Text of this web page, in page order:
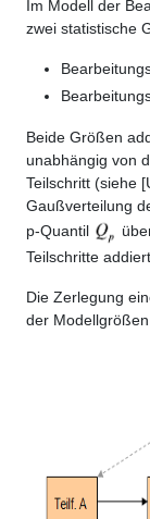
Im Modell der
zwei statistische
Beide Größen
unabhängig von
Teilschritt (siehe
Gaußverteilung
p-Quantil
Teilschritte
Die Zerlegung
der Modellgrößen